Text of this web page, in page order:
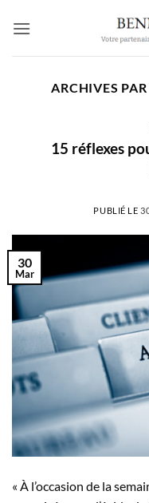
ARCHIVES
15 réflexes
PUBLIÉ LE
30
Mar
« À l’occasion de la